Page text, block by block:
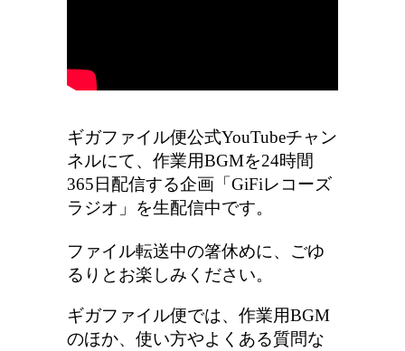
ギガファイル便公式YouTubeチャン
ネルにて、作業用BGMを24時間
365日配信する企画「GiFiレコーズ
ラジオ」を生配信中です。
ファイル転送中の箸休めに、ごゆ
るりとお楽しみください。
ギガファイル便では、作業用BGM
のほか、使い方やよくある質問な